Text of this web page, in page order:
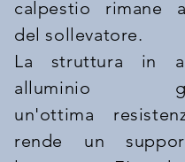
calpestio rimane
del sollevatore.
La struttura in
alluminio
un'ottima
rende un